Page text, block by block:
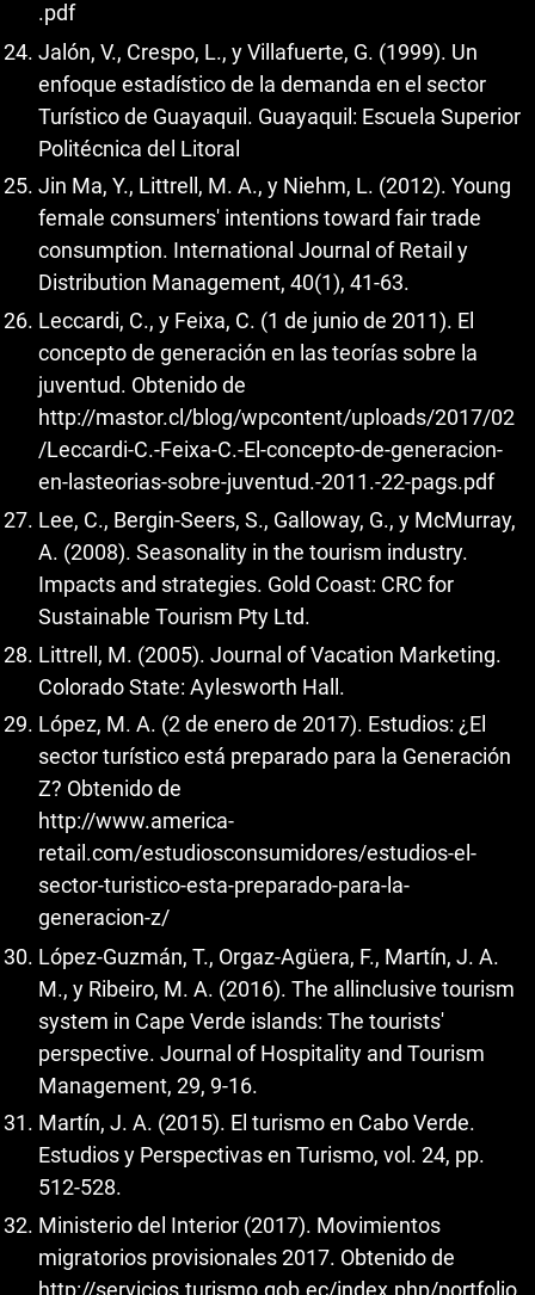
.pdf
Jalón, V., Crespo, L., y Villafuerte, G. (1999). Un
enfoque estadístico de la demanda en el sector
Turístico de Guayaquil. Guayaquil: Escuela Superior
Politécnica del Litoral
Jin Ma, Y., Littrell, M. A., y Niehm, L. (2012). Young
female consumers' intentions toward fair trade
consumption. International Journal of Retail y
Distribution Management, 40(1), 41-63.
Leccardi, C., y Feixa, C. (1 de junio de 2011). El
concepto de generación en las teorías sobre la
juventud. Obtenido de
http://mastor.cl/blog/wpcontent/uploads/2017/02
/Leccardi-C.-Feixa-C.-El-concepto-de-generacion-
en-lasteorias-sobre-juventud.-2011.-22-pags.pdf
Lee, C., Bergin-Seers, S., Galloway, G., y McMurray,
A. (2008). Seasonality in the tourism industry.
Impacts and strategies. Gold Coast: CRC for
Sustainable Tourism Pty Ltd.
Littrell, M. (2005). Journal of Vacation Marketing.
Colorado State: Aylesworth Hall.
López, M. A. (2 de enero de 2017). Estudios: ¿El
sector turístico está preparado para la Generación
Z? Obtenido de
http://www.america-
retail.com/estudiosconsumidores/estudios-el-
sector-turistico-esta-preparado-para-la-
generacion-z/
López-Guzmán, T., Orgaz-Agüera, F., Martín, J. A.
M., y Ribeiro, M. A. (2016). The allinclusive tourism
system in Cape Verde islands: The tourists'
perspective. Journal of Hospitality and Tourism
Management, 29, 9-16.
Martín, J. A. (2015). El turismo en Cabo Verde.
Estudios y Perspectivas en Turismo, vol. 24, pp.
512-528.
Ministerio del Interior (2017). Movimientos
migratorios provisionales 2017. Obtenido de
http://servicios.turismo.gob.ec/index.php/portfolio